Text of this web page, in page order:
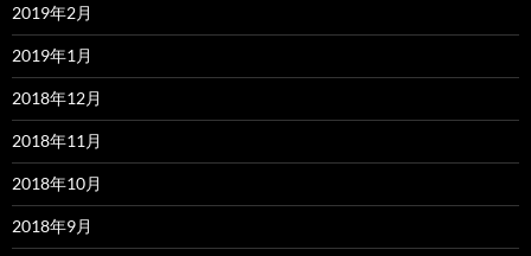
2019年2月
2019年1月
2018年12月
2018年11月
2018年10月
2018年9月